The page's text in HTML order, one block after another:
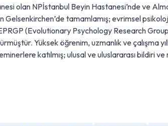
olan NPİstanbul Beyin Hastanesi’nde ve
Gelsenkirchen’de tamamlamış; evrimsel
(Evolutionary Psychology Research
Yüksek öğrenim, uzmanlık ve çalışma
katılmış; ulusal ve uluslararası bildiri